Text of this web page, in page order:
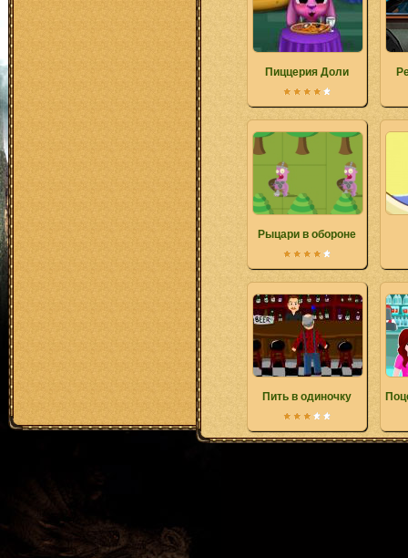
Пиццерия Доли
Рыцари в обороне
Пить в одиночку